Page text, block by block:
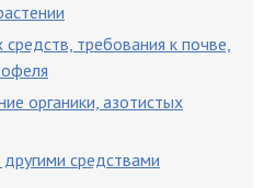
требования к почве,
органики, азотистых
средствами